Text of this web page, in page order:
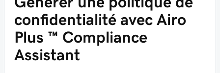
confidentialité avec Airo
Plus ™ Compliance
Assistant